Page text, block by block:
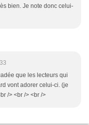
bien. Je note donc celui-
que les lecteurs qui
vont adorer celui-ci. (je
/> <br /> <br />